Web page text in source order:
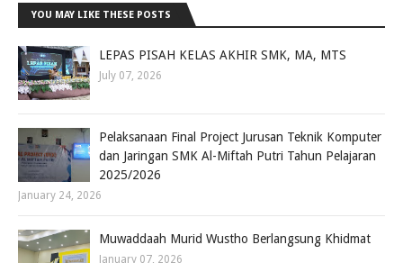
YOU MAY LIKE THESE POSTS
LEPAS PISAH KELAS AKHIR SMK, MA, MTS
July 07, 2026
Pelaksanaan Final Project Jurusan Teknik Komputer
dan Jaringan SMK Al-Miftah Putri Tahun Pelajaran
2025/2026
January 24, 2026
Muwaddaah Murid Wustho Berlangsung Khidmat
January 07, 2026